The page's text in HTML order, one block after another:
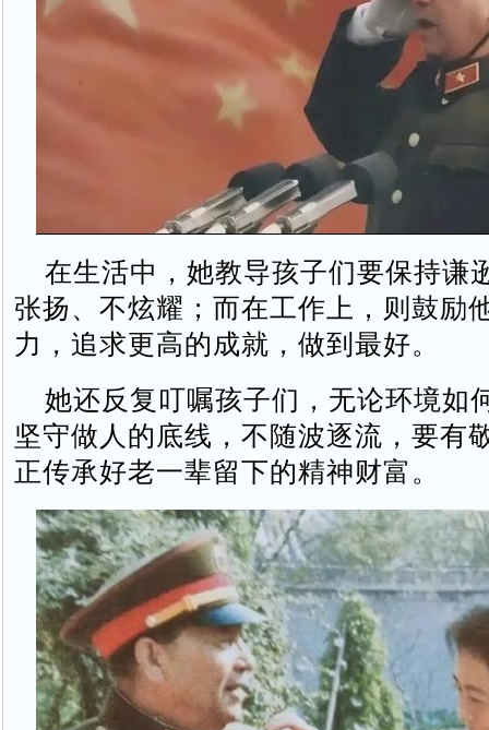
在生活中，她教导孩子们要保持谦
张扬、不炫耀；而在工作上，则鼓励
力，追求更高的成就，做到最好。
她还反复叮嘱孩子们，无论环境如
坚守做人的底线，不随波逐流，要有
正传承好老一辈留下的精神财富。